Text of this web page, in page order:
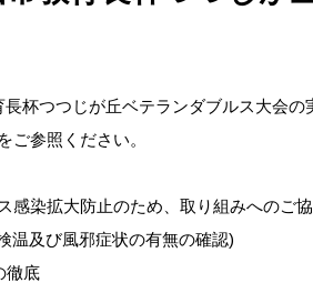
杯つつじが丘ベテランダブルス大会の
ご参照ください。
感染拡大防止のため、取り組みへのご
温及び風邪症状の有無の確認)
徹底